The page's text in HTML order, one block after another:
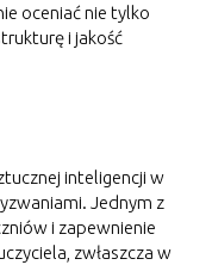
oceniać nie tylko
i jakość
inteligencji w
Jednym z
i zapewnienie
zwłaszcza w